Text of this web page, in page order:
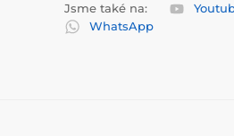
Jsme také na:
WhatsApp